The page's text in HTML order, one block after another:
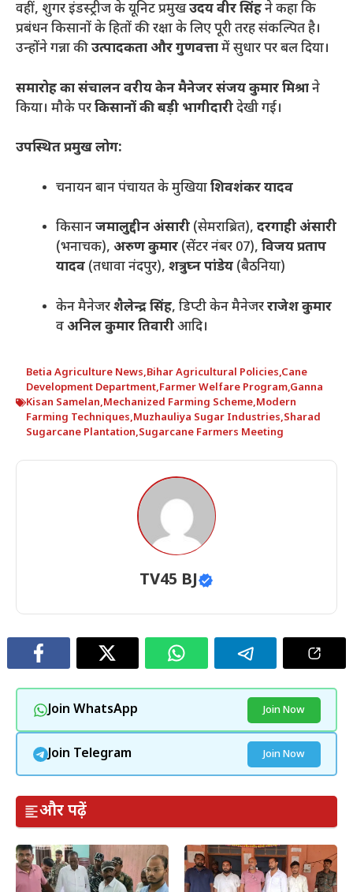
वहीं, शुगर इंडस्ट्रीज के यूनिट प्रमुखउदय वीर सिंहने कहा कि
प्रबंधन किसानों के हितों की रक्षा के लिए पूरी तरह संकल्पित है।
उन्होंने गन्ना कीउत्पादकता और गुणवत्तामें सुधार पर बल दिया।
समारोह का संचालन वरीय केन मैनेजर संजय कुमार मिश्राने
किया। मौके परकिसानों की बड़ी भागीदारीदेखी गई।
उपस्थित प्रमुख लोग:
चनायन बान पंचायत के मुखियाशिवशंकर यादव
किसानजमालुद्दीन अंसारी (सेमराब्रित), दरगाही अंसारी
(भनाचक), अरुण कुमार (सेंटर नंबर 07), विजय प्रताप
यादव (तधावा नंदपुर), शत्रुघ्न पांडेय (बैठनिया)
केन मैनेजरशैलेन्द्र सिंह, डिप्टी केन मैनेजरराजेश कुमार
वअनिल कुमार तिवारीआदि।
Betia Agriculture News,Bihar Agricultural Policies,Cane
Development Department,Farmer Welfare Program,Ganna
Kisan Samelan,Mechanized Farming Scheme,Modern
Farming Techniques,Muzhauliya Sugar Industries,Sharad
Sugarcane Plantation,Sugarcane Farmers Meeting
TV45 BJ
Join WhatsApp Join Now
Join Telegram Join Now
और पढ़ें